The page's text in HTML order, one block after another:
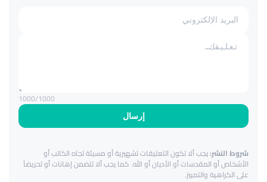
إرسال
1000/1000
شروط النشر:يجب ألا تكون التعليقات تشهيرية أو مسيئة تجاه الكاتب أو
الأشخاص أو المقدسات أو الأديان أو الله. كما يجب ألا تتضمن إهانات أو تحريضاً
على الكراهية والتمييز.